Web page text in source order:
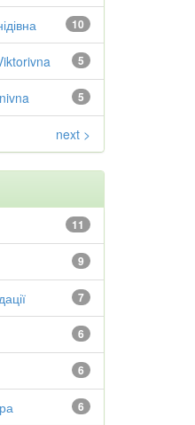
10
5
5
next >
11
9
7
6
6
6